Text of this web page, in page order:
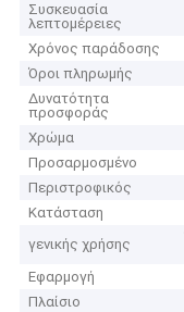
Συσκευασία
λεπτομέρειες
Χρόνος παράδοσης
Όροι πληρωμής
Δυνατότητα
προσφοράς
Χρώμα
Προσαρμοσμένο
Περιστροφικός
Κατάσταση
γενικής χρήσης
Εφαρμογή
Πλαίσιο